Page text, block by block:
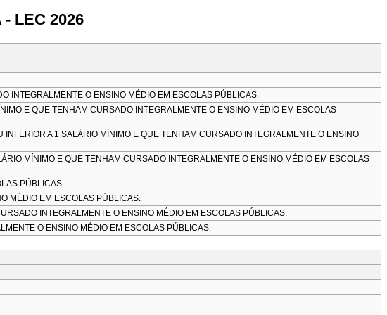
- LEC 2026
INTEGRALMENTE O ENSINO MÉDIO EM ESCOLAS PÚBLICAS.
E QUE TENHAM CURSADO INTEGRALMENTE O ENSINO MÉDIO EM ESCOLAS
A 1 SALÁRIO MÍNIMO E QUE TENHAM CURSADO INTEGRALMENTE O ENSINO
MÍNIMO E QUE TENHAM CURSADO INTEGRALMENTE O ENSINO MÉDIO EM ESCOLAS
PÚBLICAS.
MÉDIO EM ESCOLAS PÚBLICAS.
INTEGRALMENTE O ENSINO MÉDIO EM ESCOLAS PÚBLICAS.
O ENSINO MÉDIO EM ESCOLAS PÚBLICAS.